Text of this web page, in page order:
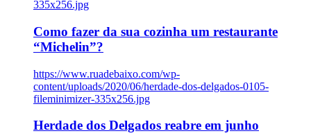
335x256.jpg
Como fazer da sua cozinha um restaurante
“Michelin”?
https://www.ruadebaixo.com/wp-
content/uploads/2020/06/herdade-dos-delgados-0105-
fileminimizer-335x256.jpg
Herdade dos Delgados reabre em junho